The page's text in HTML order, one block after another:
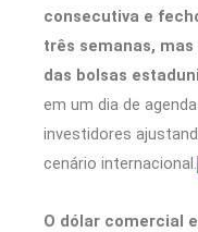
consecutiva e
três semanas,
das bolsas
em um dia de
investidores
cenário internacional.
O dólar comercial